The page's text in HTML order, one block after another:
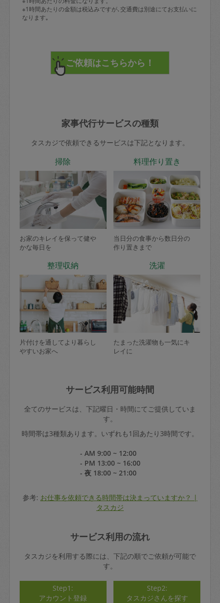
※1時間あたりの金額は税込みですが､交通費は別途にてお支払いに
なります｡
家事代行サービスの種類
タスカジで依頼できるサービスは下記となります。
掃除
お家のキレイを保って健や
かな毎日を
料理作り置き
当日分の食事から数日分の
作り置きまで
整理収納
片付けを通してより暮らし
やすいお家へ
洗濯
たまった洗濯物も一気にキ
レイに
サービス利用可能時間
全てのサービスは、下記曜日・時間にてご提供していま
す。
時間帯は3種類あります。いずれも1回あたり3時間です。
- AM 9:00 ~ 12:00
- PM 13:00 ~ 16:00
- 夜 18:00 ~ 21:00
参考: お仕事を依頼できる時間帯は決まっていますか？ |
タスカジ
サービス利用の流れ
タスカジを利用する際には、下記の順でご依頼が可能で
す。
Step1:
アカウント登録
Step2:
タスカジさんを探す